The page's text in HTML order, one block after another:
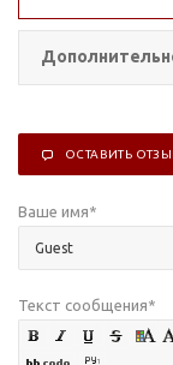
ОСТАВИТЬ
Ваше имя*
Текст сообщения*